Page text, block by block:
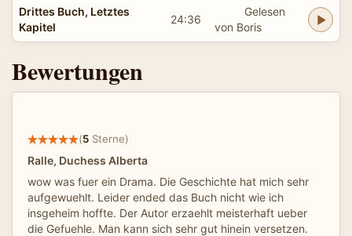
Drittes Buch, Letztes
Kapitel
24:36
Gelesen
von Boris
Bewertungen
(5 Sterne)
Ralle, Duchess Alberta
wow was fuer ein Drama. Die Geschichte hat mich sehr
aufgewuehlt. Leider ended das Buch nicht wie ich
insgeheim hoffte. Der Autor erzaehlt meisterhaft ueber
die Gefuehle. Man kann sich sehr gut hinein versetzen.